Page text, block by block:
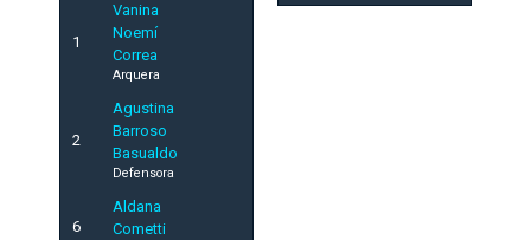
1
Vanina
Noemí
Correa
Arquera
2
Agustina
Barroso
Basualdo
Defensora
6
Aldana
Cometti